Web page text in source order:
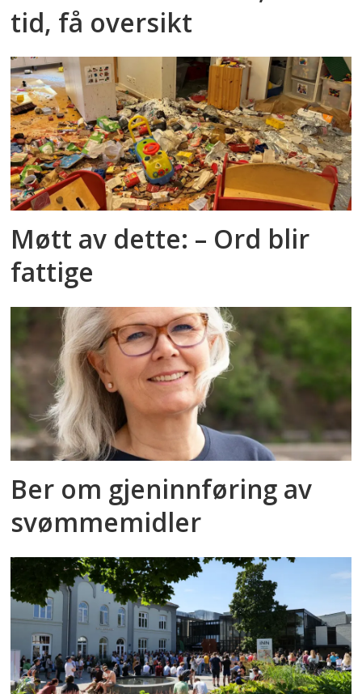
tid, få oversikt
Møtt av dette: – Ord blir
fattige
Ber om gjeninnføring av
svømmemidler